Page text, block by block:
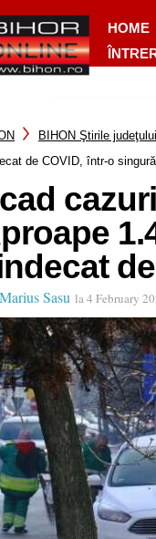
HOME
BIHON Ştirile
de COVID, într-o
Marius Sasu la 4 February